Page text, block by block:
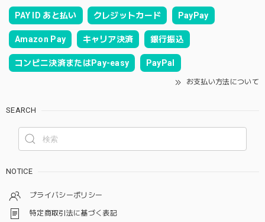
PAY ID あと払い クレジットカード PayPay
Amazon Pay キャリア決済 銀行振込
コンビニ決済またはPay-easy PayPal
お支払い方法について
SEARCH
NOTICE
プライバシーポリシー
特定商取引法に基づく表記